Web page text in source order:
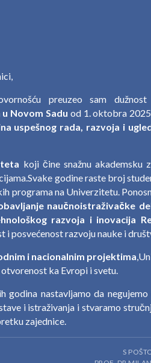
preuzeo sam
Novom Sadu od 1. oktobra
uspešnog rada, razvoja i
koji čine snažnu akademsku
godine raste broj
programa na Univerzitetu.
naučnoistraživačke
razvoja i inovacija
i posvećenost razvoju nauke i
i nacionalnim projektima
ka Evropi i svetu.
godina nastavljamo da
i istraživanja i stvaramo
zajednice.
S